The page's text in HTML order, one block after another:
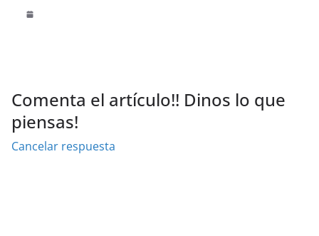
Comenta el artículo!! Dinos lo que
piensas!
Cancelar respuesta